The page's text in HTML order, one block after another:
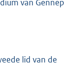
van Gennep
lid van de